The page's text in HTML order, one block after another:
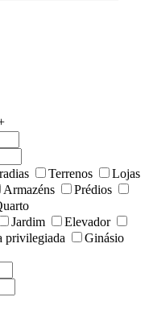
Terrenos
Lojas
Armazéns
Prédios
Jardim
Elevador
privilegiada
Ginásio